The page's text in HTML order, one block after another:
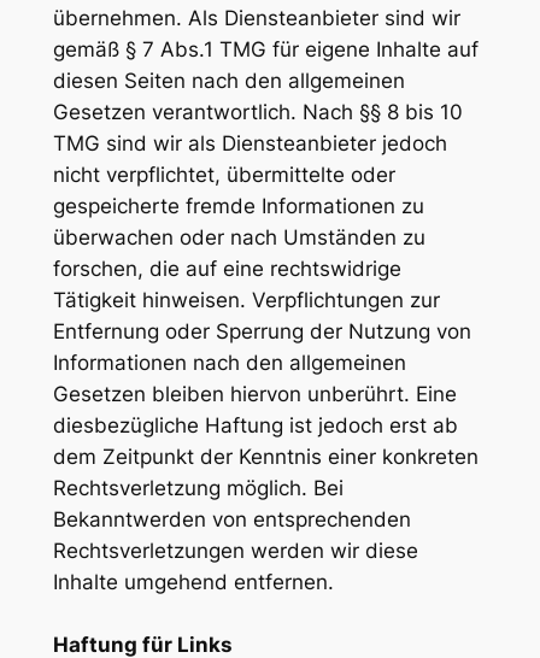
übernehmen. Als Diensteanbieter sind wir
gemäß § 7 Abs.1 TMG für eigene Inhalte auf
diesen Seiten nach den allgemeinen
Gesetzen verantwortlich. Nach §§ 8 bis 10
TMG sind wir als Diensteanbieter jedoch
nicht verpflichtet, übermittelte oder
gespeicherte fremde Informationen zu
überwachen oder nach Umständen zu
forschen, die auf eine rechtswidrige
Tätigkeit hinweisen. Verpflichtungen zur
Entfernung oder Sperrung der Nutzung von
Informationen nach den allgemeinen
Gesetzen bleiben hiervon unberührt. Eine
diesbezügliche Haftung ist jedoch erst ab
dem Zeitpunkt der Kenntnis einer konkreten
Rechtsverletzung möglich. Bei
Bekanntwerden von entsprechenden
Rechtsverletzungen werden wir diese
Inhalte umgehend entfernen.
Haftung für Links